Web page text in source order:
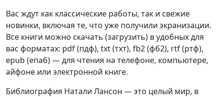
Вас ждут как классические работы, так и свежие
новинки, включая те, что уже получили экранизации.
Все книги можно скачать (загрузить) в удобных для
вас форматах: pdf (пдф), txt (тхт), fb2 (фб2), rtf (ртф),
epub (епаб) — для чтения на телефоне, компьютере,
айфоне или электронной книге.
Библиография Натали Лансон — это целый мир, в